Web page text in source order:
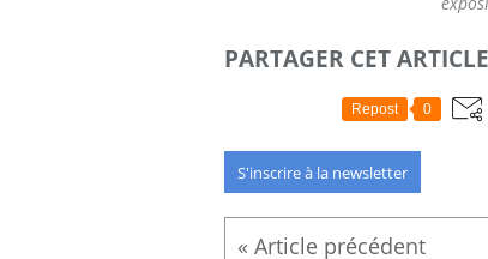
PARTAGER CET ARTICLE
Repost 0
S'inscrire à la newsletter